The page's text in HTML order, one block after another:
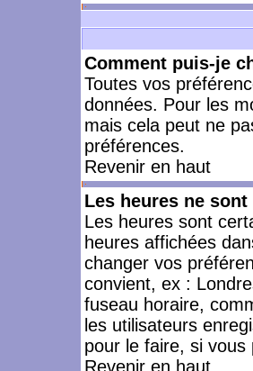
Comment puis-je
Toutes vos
données. Pour les
mais cela peut ne
préférences.
Revenir en haut
Les heures ne
Les heures sont
heures affichées
changer vos
convient, ex :
fuseau horaire,
les utilisateurs
pour le faire, si
Revenir en haut